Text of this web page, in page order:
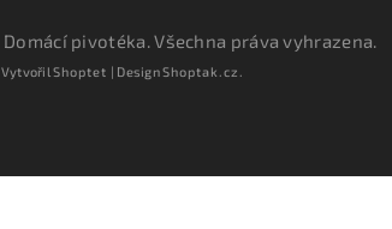
Domácí pivotéka. Všechna práva vyhrazena.
VytvořilShoptet | DesignShoptak.cz.